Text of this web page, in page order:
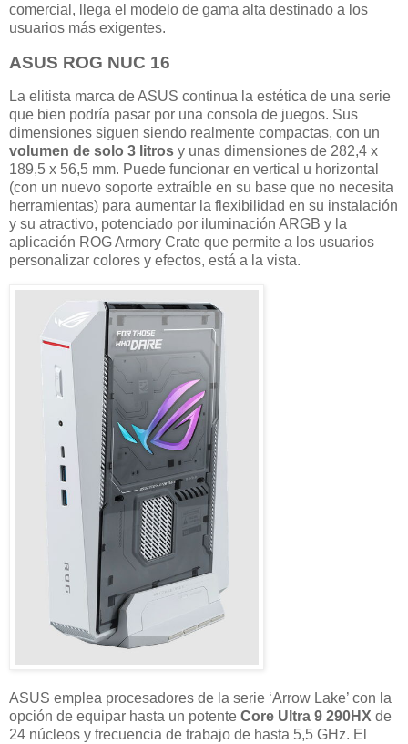
comercial, llega el modelo de gama alta destinado a los
usuarios más exigentes.
ASUS ROG NUC 16
La elitista marca de ASUS continua la estética de una serie
que bien podría pasar por una consola de juegos. Sus
dimensiones siguen siendo realmente compactas, con un
volumen de solo 3 litros y unas dimensiones de 282,4 x
189,5 x 56,5 mm. Puede funcionar en vertical u horizontal
(con un nuevo soporte extraíble en su base que no necesita
herramientas) para aumentar la flexibilidad en su instalación
y su atractivo, potenciado por iluminación ARGB y la
aplicación ROG Armory Crate que permite a los usuarios
personalizar colores y efectos, está a la vista.
ASUS emplea procesadores de la serie ‘Arrow Lake’ con la
opción de equipar hasta un potente Core Ultra 9 290HX de
24 núcleos y frecuencia de trabajo de hasta 5,5 GHz. El